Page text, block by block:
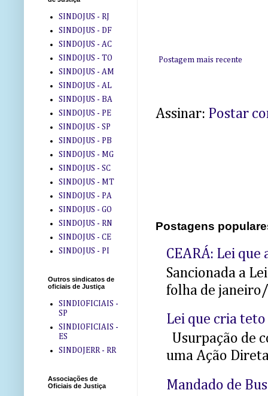
Postagem mais recente
Assinar: Postar
Postagens
CEARÁ: Lei
Sancionada a
folha de
Lei que cria
Usurpação de
uma Ação
Mandado de
SINDOJUS - RJ
SINDOJUS - DF
SINDOJUS - AC
SINDOJUS - TO
SINDOJUS - AM
SINDOJUS - AL
SINDOJUS - BA
SINDOJUS - PE
SINDOJUS - SP
SINDOJUS - PB
SINDOJUS - MG
SINDOJUS - SC
SINDOJUS - MT
SINDOJUS - PA
SINDOJUS - GO
SINDOJUS - RN
SINDOJUS - CE
SINDOJUS - PI
Outros sindicatos de
oficiais de Justiça
SINDIOFICIAIS -
SP
SINDIOFICIAIS -
ES
SINDOJERR - RR
Associações de
Oficiais de Justiça